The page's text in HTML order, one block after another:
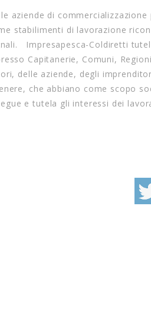
aziende di
stabilimenti di lavorazione
Impresapesca-Coldiretti
Capitanerie, Comuni,
delle aziende, degli
che abbiano come scopo
e tutela gli interessi dei